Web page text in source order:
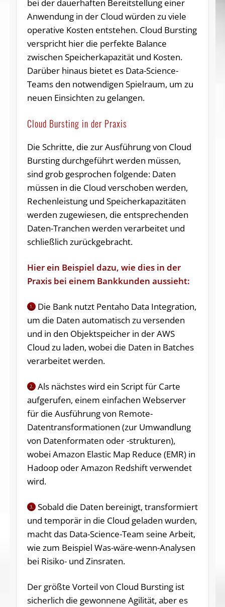
bei der dauerhaften Bereitstellung einer
Anwendung in der Cloud würden zu viele
operative Kosten entstehen. Cloud Bursting
verspricht hier die perfekte Balance
zwischen Speicherkapazität und Kosten.
Darüber hinaus bietet es Data-Science-
Teams den notwendigen Spielraum, um zu
neuen Einsichten zu gelangen.
Cloud Bursting in der Praxis
Die Schritte, die zur Ausführung von Cloud
Bursting durchgeführt werden müssen,
sind grob gesprochen folgende: Daten
müssen in die Cloud verschoben werden,
Rechenleistung und Speicherkapazitäten
werden zugewiesen, die entsprechenden
Daten-Tranchen werden verarbeitet und
schließlich zurückgebracht.
Hier ein Beispiel dazu, wie dies in der
Praxis bei einem Bankkunden aussieht:
1.
Die Bank nutzt Pentaho Data Integration,
um die Daten automatisch zu versenden
und in den Objektspeicher in der AWS
Cloud zu laden, wobei die Daten in Batches
verarbeitet werden.
2.
Als nächstes wird ein Script für Carte
aufgerufen, einem einfachen Webserver
für die Ausführung von Remote-
Datentransformationen (zur Umwandlung
von Datenformaten oder -strukturen),
wobei Amazon Elastic Map Reduce (EMR) in
Hadoop oder Amazon Redshift verwendet
wird.
3.
Sobald die Daten bereinigt, transformiert
und temporär in die Cloud geladen wurden,
macht das Data-Science-Team seine Arbeit,
wie zum Beispiel Was-wäre-wenn-Analysen
bei Risiko- und Zinsraten.
Der größte Vorteil von Cloud Bursting ist
sicherlich die gewonnene Agilität, aber es